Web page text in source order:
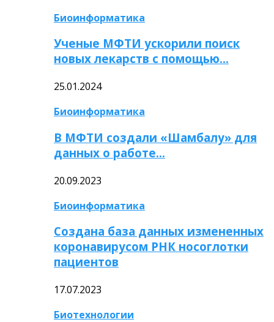
Биоинформатика
Ученые МФТИ ускорили поиск
новых лекарств с помощью…
25.01.2024
Биоинформатика
В МФТИ создали «Шамбалу» для
данных о работе…
20.09.2023
Биоинформатика
Создана база данных измененных
коронавирусом РНК носоглотки
пациентов
17.07.2023
Биотехнологии